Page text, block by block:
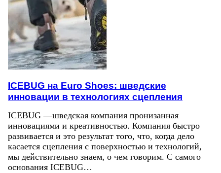
ICEBUG на Euro Shoes: шведские
инновации в технологиях сцепления
ICEBUG —шведская компания пронизанная
инновациями и креативностью. Компания быстро
развивается и это результат того, что, когда дело
касается сцепления с поверхностью и технологий,
мы действительно знаем, о чем говорим. С самого
основания ICEBUG…